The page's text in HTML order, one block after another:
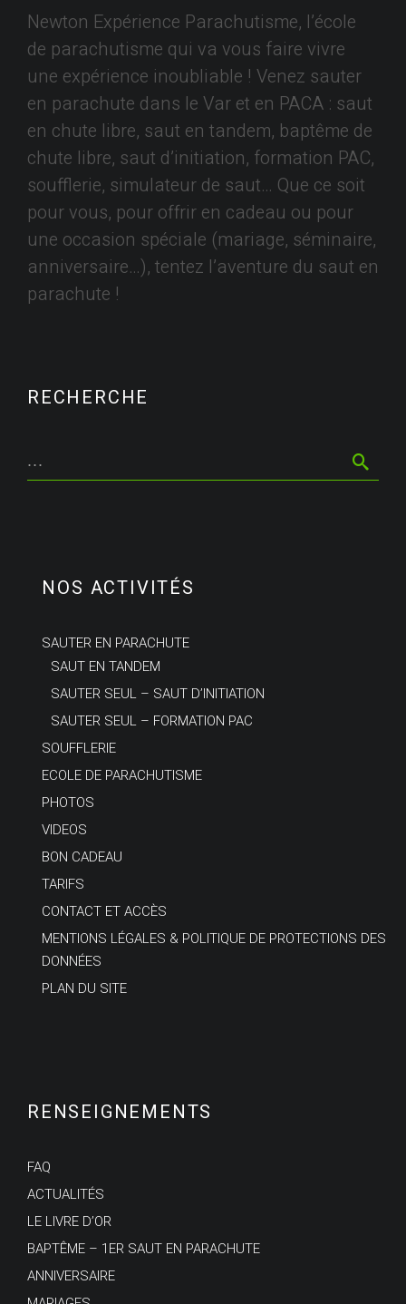
Newton Expérience Parachutisme, l’école
de parachutisme qui va vous faire vivre
une expérience inoubliable ! Venez sauter
en parachute dans le Var et en PACA : saut
en chute libre, saut en tandem, baptême de
chute libre, saut d’initiation, formation PAC,
soufflerie, simulateur de saut… Que ce soit
pour vous, pour offrir en cadeau ou pour
une occasion spéciale (mariage, séminaire,
anniversaire…), tentez l’aventure du saut en
parachute !
RECHERCHE
NOS ACTIVITÉS
SAUTER EN PARACHUTE
SAUT EN TANDEM
SAUTER SEUL – SAUT D’INITIATION
SAUTER SEUL – FORMATION PAC
SOUFFLERIE
ECOLE DE PARACHUTISME
PHOTOS
VIDEOS
BON CADEAU
TARIFS
CONTACT ET ACCÈS
MENTIONS LÉGALES & POLITIQUE DE PROTECTIONS DES
DONNÉES
PLAN DU SITE
RENSEIGNEMENTS
FAQ
ACTUALITÉS
LE LIVRE D’OR
BAPTÊME – 1ER SAUT EN PARACHUTE
ANNIVERSAIRE